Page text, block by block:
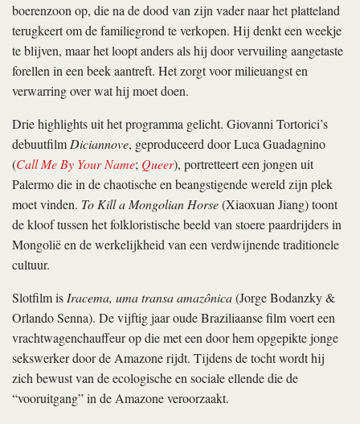
boerenzoon op, die na de dood van zijn vader naar het platteland
terugkeert om de familiegrond te verkopen. Hij denkt een weekje
te blijven, maar het loopt anders als hij door vervuiling aangetaste
forellen in een beek aantreft. Het zorgt voor milieuangst en
verwarring over wat hij moet doen.
Drie highlights uit het programma gelicht. Giovanni Tortorici’s
debuutfilmDiciannove, geproduceerd door Luca Guadagnino
(Call Me By Your Name; Queer), portretteert een jongen uit
Palermo die in de chaotische en beangstigende wereld zijn plek
moet vinden. To Kill a Mongolian Horse(Xiaoxuan Jiang) toont
de kloof tussen het folkloristische beeld van stoere paardrijders in
Mongolië en de werkelijkheid van een verdwijnende traditionele
cultuur.
Slotfilm isIracema, uma transa amazônica(Jorge Bodanzky &
Orlando Senna). De vijftig jaar oude Braziliaanse film voert een
vrachtwagenchauffeur op die met een door hem opgepikte jonge
sekswerker door de Amazone rijdt. Tijdens de tocht wordt hij
zich bewust van de ecologische en sociale ellende die de
“vooruitgang” in de Amazone veroorzaakt.